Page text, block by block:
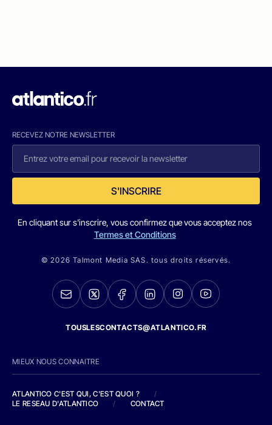
RECEVEZ NOTRE NEWSLETTER
S'INSCRIRE
En cliquant sur s'inscrire, vous confirmez que vous acceptez nos
Termes et Conditions
© 2026 Talmont Media SAS. tous droits réservés.
TOUSLESCONTACTS@ATLANTICO.FR
MIEUX NOUS CONNAITRE
ATLANTICO C'EST QUI, C'EST QUOI ?
/
LE RESEAU D'ATLANTICO
/ CONTACT